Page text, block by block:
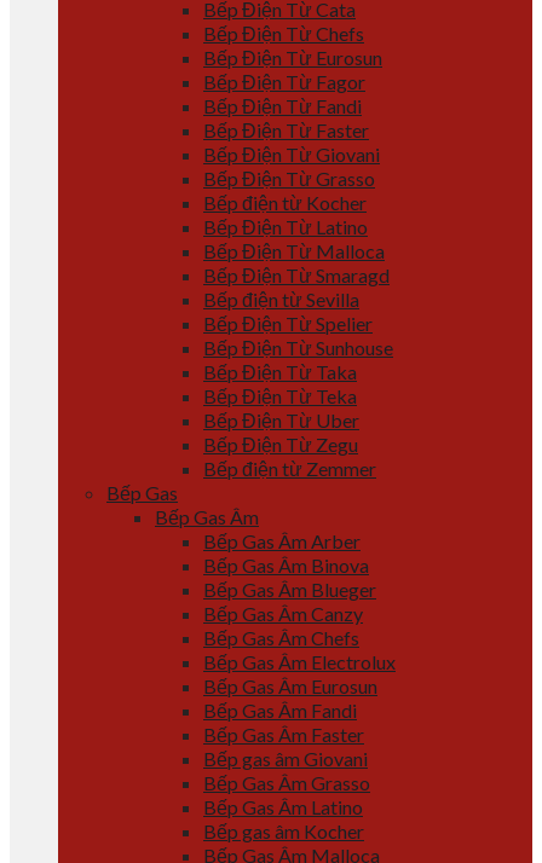
Bếp Điện Từ Cata
Bếp Điện Từ Chefs
Bếp Điện Từ Eurosun
Bếp Điện Từ Fagor
Bếp Điện Từ Fandi
Bếp Điện Từ Faster
Bếp Điện Từ Giovani
Bếp Điện Từ Grasso
Bếp điện từ Kocher
Bếp Điện Từ Latino
Bếp Điện Từ Malloca
Bếp Điện Từ Smaragd
Bếp điện từ Sevilla
Bếp Điện Từ Spelier
Bếp Điện Từ Sunhouse
Bếp Điện Từ Taka
Bếp Điện Từ Teka
Bếp Điện Từ Uber
Bếp Điện Từ Zegu
Bếp điện từ Zemmer
Bếp Gas
Bếp Gas Âm
Bếp Gas Âm Arber
Bếp Gas Âm Binova
Bếp Gas Âm Blueger
Bếp Gas Âm Canzy
Bếp Gas Âm Chefs
Bếp Gas Âm Electrolux
Bếp Gas Âm Eurosun
Bếp Gas Âm Fandi
Bếp Gas Âm Faster
Bếp gas âm Giovani
Bếp Gas Âm Grasso
Bếp Gas Âm Latino
Bếp gas âm Kocher
Bếp Gas Âm Malloca